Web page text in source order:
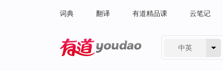
词典 翻译 有道精品课 云笔记
中英